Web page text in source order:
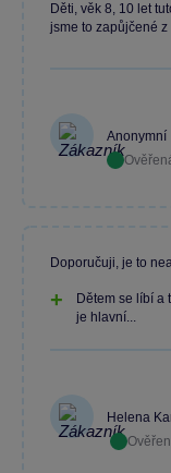
Anonymní
Děti, věk 8, 10 let
jsme to zapůjčené
Helena
Doporučuji, je to
Dětem se líbí a
je hlavní...